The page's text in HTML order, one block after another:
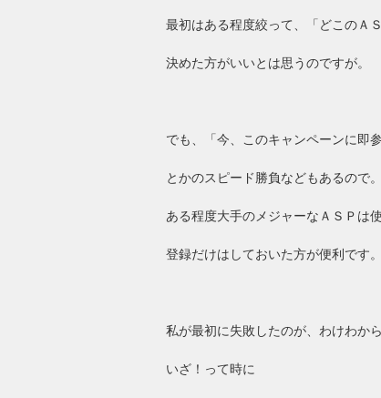
最初はある程度絞って、「どこのＡ
決めた方がいいとは思うのですが。
でも、「今、このキャンペーンに即
とかのスピード勝負などもあるので。
ある程度大手のメジャーなＡＳＰは
登録だけはしておいた方が便利です。
私が最初に失敗したのが、わけわか
いざ！って時に